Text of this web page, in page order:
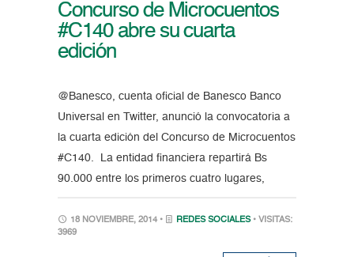
Concurso de Microcuentos
#C140 abre su cuarta
edición
@Banesco, cuenta oficial de Banesco Banco
Universal en Twitter, anunció la convocatoria a
la cuarta edición del Concurso de Microcuentos
#C140. La entidad financiera repartirá Bs
90.000 entre los primeros cuatro lugares,
18 NOVIEMBRE, 2014 • REDES SOCIALES • VISITAS:
3969